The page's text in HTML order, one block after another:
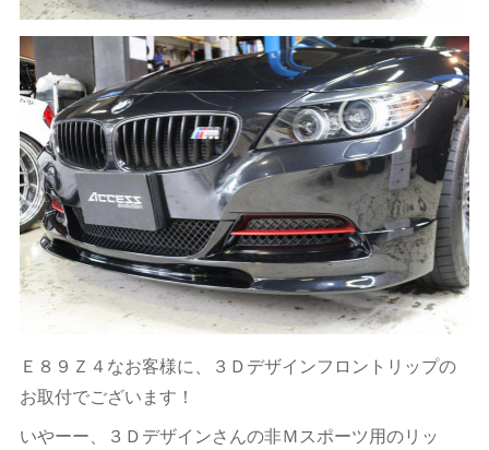
Ｅ８９Ｚ４なお客様に、３Ｄデザインフロントリップの
お取付でございます！
いやーー、３Ｄデザインさんの非Ｍスポーツ用のリッ